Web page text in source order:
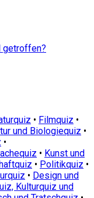
getroffen?
• Filmquiz •
und Biologiequiz •
•
• Kunst und
• Politikquiz •
• Design und
Kulturquiz und